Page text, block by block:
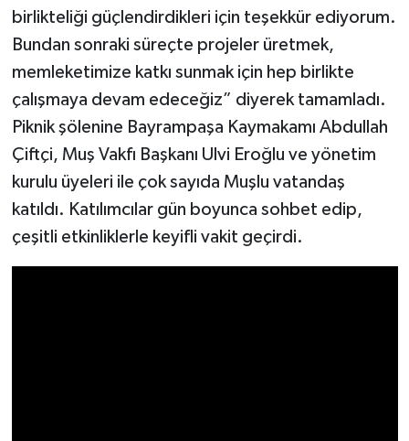
birlikteliği güçlendirdikleri için teşekkür ediyorum.
Bundan sonraki süreçte projeler üretmek,
memleketimize katkı sunmak için hep birlikte
çalışmaya devam edeceğiz” diyerek tamamladı.
Piknik şölenine Bayrampaşa Kaymakamı Abdullah
Çiftçi, Muş Vakfı Başkanı Ulvi Eroğlu ve yönetim
kurulu üyeleri ile çok sayıda Muşlu vatandaş
katıldı. Katılımcılar gün boyunca sohbet edip,
çeşitli etkinliklerle keyifli vakit geçirdi.